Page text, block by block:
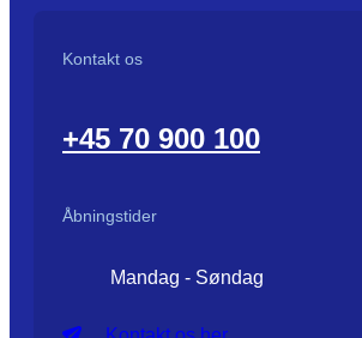
Kontakt os
+45 70 900 100
Åbningstider
Mandag - Søndag